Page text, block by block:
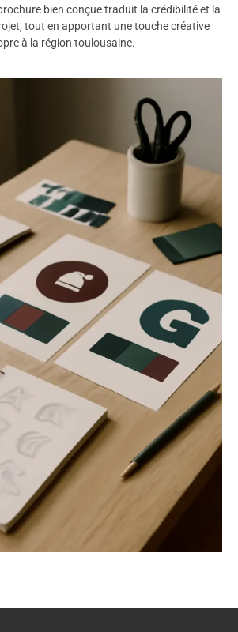
bien conçue traduit la crédibilité et la
tout en apportant une touche créative
à la région toulousaine.